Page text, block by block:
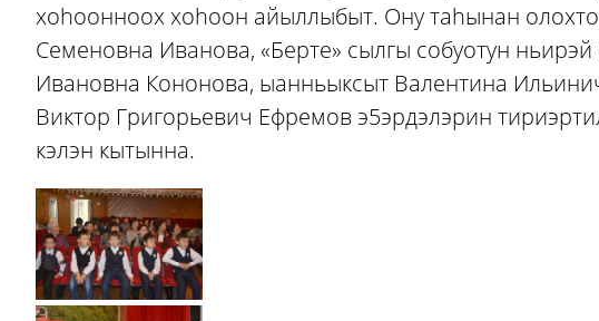
хоhоонноох хоhоон айыллыбыт. Ону таhынан
Семеновна Иванова, «Берте» сылгы собуотун ньирэй
Ивановна Кононова, ыанньыксыт Валентина
Виктор Григорьевич Ефремов э5эрдэлэрин
кэлэн кытынна.